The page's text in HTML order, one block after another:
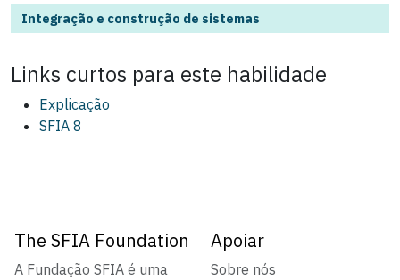
Integração e construção de sistemas
Links curtos para este habilidade
Explicação
SFIA 8
The SFIA Foundation
A Fundação SFIA é uma
Apoiar
Sobre nós